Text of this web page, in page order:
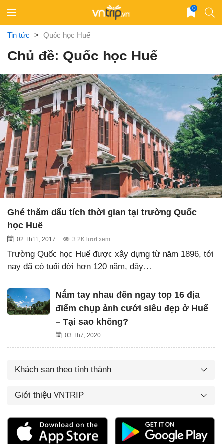
content
0
Tin tức > Quốc học Huế
Chủ đề: Quốc học Huế
Ghé thăm dấu tích thời gian tại trường Quốc
học Huế
02 Th11, 2017 3.2K lượt xem
Trường Quốc học Huế được xây dựng từ năm 1896, tới
nay đã có tuổi đời hơn 120 năm, đây…
Nắm tay nhau đến ngay top 16 địa
điểm chụp ảnh cưới siêu đẹp ở Huế
– Tại sao không?
03 Th7, 2020
Khách sạn theo tỉnh thành
Giới thiệu VNTRIP